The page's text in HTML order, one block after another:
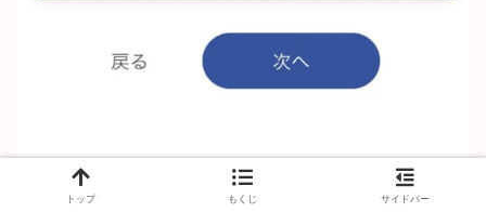
トップ もくじ サイドバー